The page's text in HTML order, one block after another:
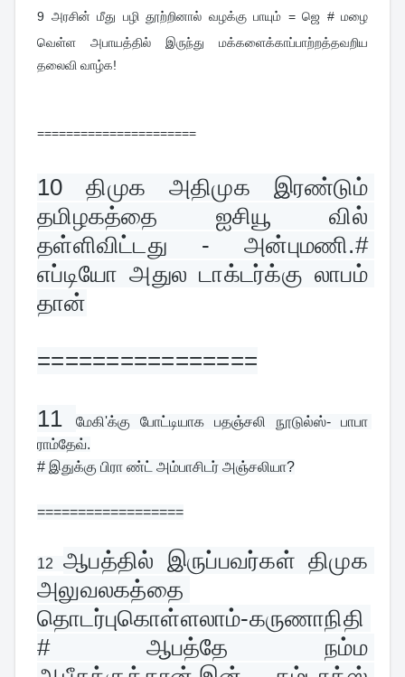
9 அரசின் மீது பழி தூற்றினால் வழக்கு பாயும் = ஜெ # மழை
வெள்ள அபாயத்தில் இருந்து மக்களைக்காப்பாற்றத்தவறிய
தலைவி வாழ்க!
======================
10 திமுக அதிமுக இரண்டும்
தமிழகத்தை ஐசியூ வில்
தள்ளிவிட்டது - அன்புமணி.#
எப்டியோ அதுல டாக்டர்க்கு லாபம்
தான்
================
11
மேகி'க்கு போட்டியாக பதஞ்சலி நூடுல்ஸ்- பாபா
ராம்தேவ்.
# இதுக்கு பிரா ண்ட் அம்பாசிடர் அஞ்சலியா?
==================
12 ஆபத்தில் இருப்பவர்கள் திமுக
அலுவலகத்தை
# ஆபத்தே நம்ம